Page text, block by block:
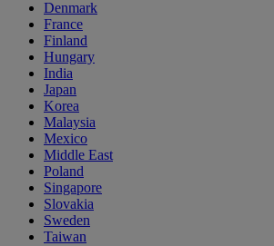
Denmark
France
Finland
Hungary
India
Japan
Korea
Malaysia
Mexico
Middle East
Poland
Singapore
Slovakia
Sweden
Taiwan